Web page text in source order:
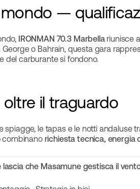
mondo —
IRONMAN 70.3 Marbellariunisce
o Bahrain, questa gara
del carburante si fondono.
oltre il traguardo
spiagge, le tapas e le notti andaluse
combinano richiesta tecnica, energia
che Masamune gestisca il